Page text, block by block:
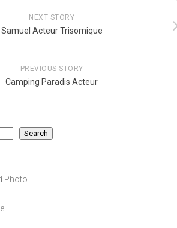
NEXT STORY
Samuel Acteur Trisomique
PREVIOUS STORY
Camping Paradis Acteur
Search
Photo